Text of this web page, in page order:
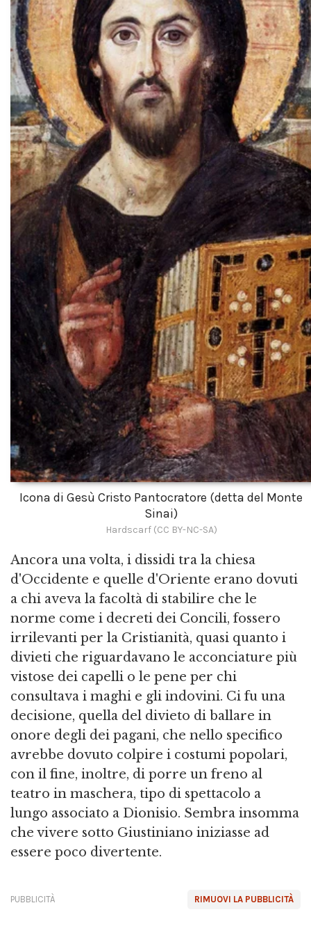
Icona di Gesù Cristo Pantocratore (detta del Monte
Sinai)
Hardscarf (CC BY-NC-SA)
Ancora una volta, i dissidi tra la chiesa
d'Occidente e quelle d'Oriente erano dovuti
a chi aveva la facoltà di stabilire che le
norme come i decreti dei Concili, fossero
irrilevanti per la Cristianità, quasi quanto i
divieti che riguardavano le acconciature più
vistose dei capelli o le pene per chi
consultava i maghi e gli indovini. Ci fu una
decisione, quella del divieto di ballare in
onore degli dei pagani, che nello specifico
avrebbe dovuto colpire i costumi popolari,
con il fine, inoltre, di porre un freno al
teatro in maschera, tipo di spettacolo a
lungo associato a Dionisio. Sembra insomma
che vivere sotto Giustiniano iniziasse ad
essere poco divertente.
RIMUOVI LA PUBBLICITÀ
PUBBLICITÀ